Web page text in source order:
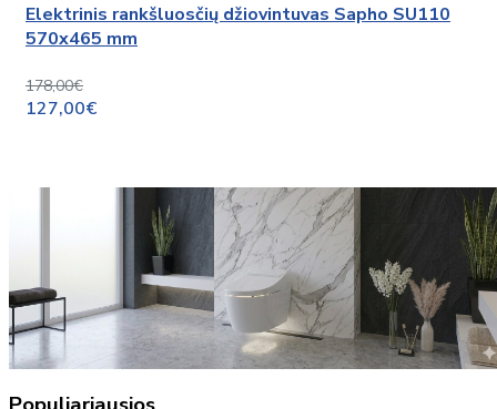
Elektrinis rankšluosčių džiovintuvas Sapho SU110
570x465 mm
178,00€
127,00€